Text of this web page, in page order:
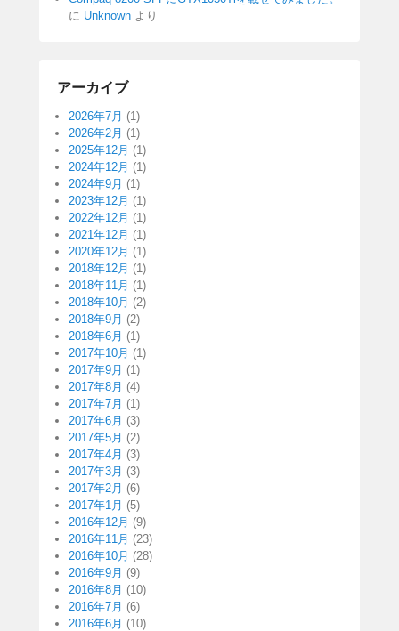
に Unknown より
アーカイブ
2026年7月 (1)
2026年2月 (1)
2025年12月 (1)
2024年12月 (1)
2024年9月 (1)
2023年12月 (1)
2022年12月 (1)
2021年12月 (1)
2020年12月 (1)
2018年12月 (1)
2018年11月 (1)
2018年10月 (2)
2018年9月 (2)
2018年6月 (1)
2017年10月 (1)
2017年9月 (1)
2017年8月 (4)
2017年7月 (1)
2017年6月 (3)
2017年5月 (2)
2017年4月 (3)
2017年3月 (3)
2017年2月 (6)
2017年1月 (5)
2016年12月 (9)
2016年11月 (23)
2016年10月 (28)
2016年9月 (9)
2016年8月 (10)
2016年7月 (6)
2016年6月 (10)